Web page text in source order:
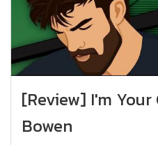
[Review] I'm
Bowen